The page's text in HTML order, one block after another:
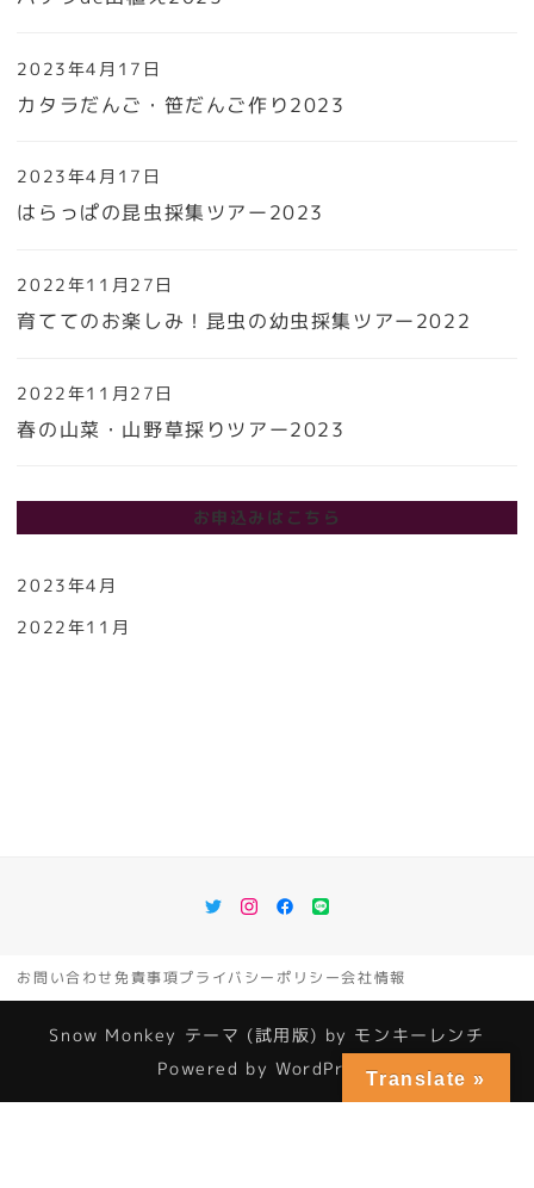
カタラだんご・笹だんご作り2023
2023年4月17日
はらっぱの昆虫採集ツアー2023
2023年4月17日
育ててのお楽しみ！昆虫の幼虫採集ツアー2022
2022年11月27日
春の山菜・山野草採りツアー2023
2022年11月27日
お申込みはこちら
2023年4月
2022年11月
TwitterInstagram
Facebook
LINE
お問い合わせ免責事項プライバシーポリシー会社情報
Snow Monkey テーマ (試用版) by モンキーレンチ
Powered byWordPressTranslate »